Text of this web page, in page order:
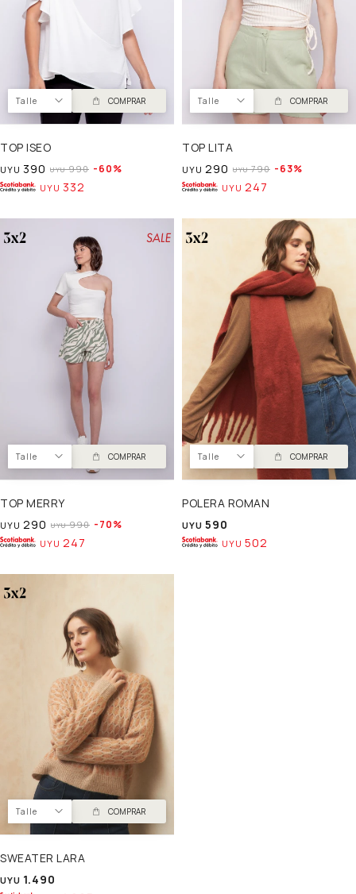
Talle COMPRAR
TOP ISEO
UYU 390 UYU 990 60
UYU 332
Talle COMPRAR
TOP LITA
UYU 290 UYU 790 63
UYU 247
Talle COMPRAR
TOP MERRY
UYU 290 UYU 990 70
UYU 247
Talle COMPRAR
POLERA ROMAN
UYU 590
UYU 502
Talle COMPRAR
SWEATER LARA
UYU 1.490